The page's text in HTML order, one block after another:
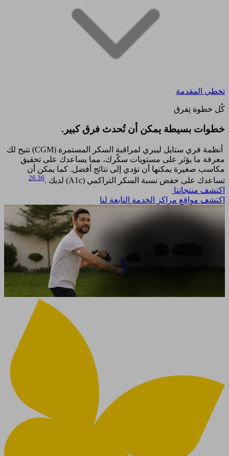
تخطي المقدمة
كُل خطوة تِفرق
خطوات بسيطة يمكن أن تُحدث فرق كبير.​
أنظمة فري ستايل ليبري لمراقبة السكر المستمرة (CGM) تتيح لك
معرفة ما يؤثر على مستويات سكّرك، مما يساعدك على تحقيق
مكاسب صغيرة يمكنها أن تؤدي إلى نتائج أفضل. كما يمكن أن
تساعدك على خفض نسبة السكر التراكمي (A1c) لديك .
26 36
اكتشف منتجاتنا
اكتشف مواقع مراكز الخدمة التابعة لنا​